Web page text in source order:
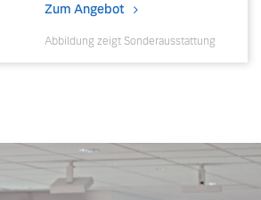
Zum Angebot
Abbildung zeigt Sonderausstattung